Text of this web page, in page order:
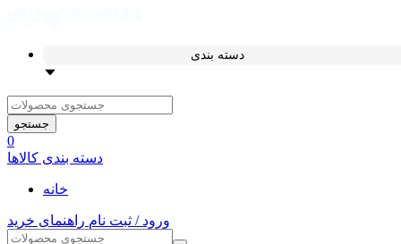
دسته بندی
جستجو
0
دسته بندی کالاها
خانه
ورود / ثبت نام راهنمای خرید